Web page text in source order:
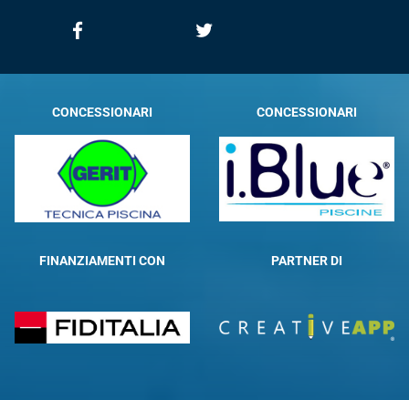
CONCESSIONARI CONCESSIONARI
FINANZIAMENTI CON PARTNER DI